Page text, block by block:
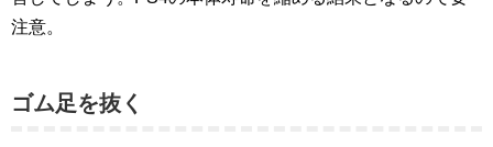
注意。
ゴム足を抜く